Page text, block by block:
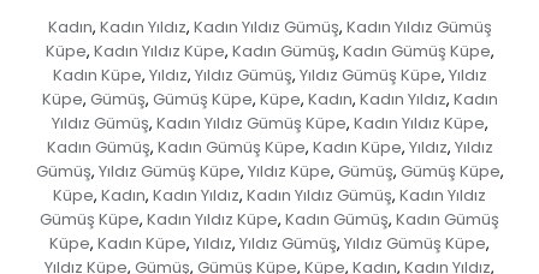
Kadın, Kadın Yıldız, Kadın Yıldız Gümüş, Kadın Yıldız Gümüş
Küpe, Kadın Yıldız Küpe, Kadın Gümüş, Kadın Gümüş Küpe,
Kadın Küpe, Yıldız, Yıldız Gümüş, Yıldız Gümüş Küpe, Yıldız
Küpe, Gümüş, Gümüş Küpe, Küpe, Kadın, Kadın Yıldız, Kadın
Yıldız Gümüş, Kadın Yıldız Gümüş Küpe, Kadın Yıldız Küpe,
Kadın Gümüş, Kadın Gümüş Küpe, Kadın Küpe, Yıldız, Yıldız
Gümüş, Yıldız Gümüş Küpe, Yıldız Küpe, Gümüş, Gümüş Küpe,
Küpe, Kadın, Kadın Yıldız, Kadın Yıldız Gümüş, Kadın Yıldız
Gümüş Küpe, Kadın Yıldız Küpe, Kadın Gümüş, Kadın Gümüş
Küpe, Kadın Küpe, Yıldız, Yıldız Gümüş, Yıldız Gümüş Küpe,
Yıldız Küpe, Gümüş, Gümüş Küpe, Küpe, Kadın, Kadın Yıldız,